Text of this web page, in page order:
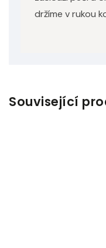
držíme v rukou
Související